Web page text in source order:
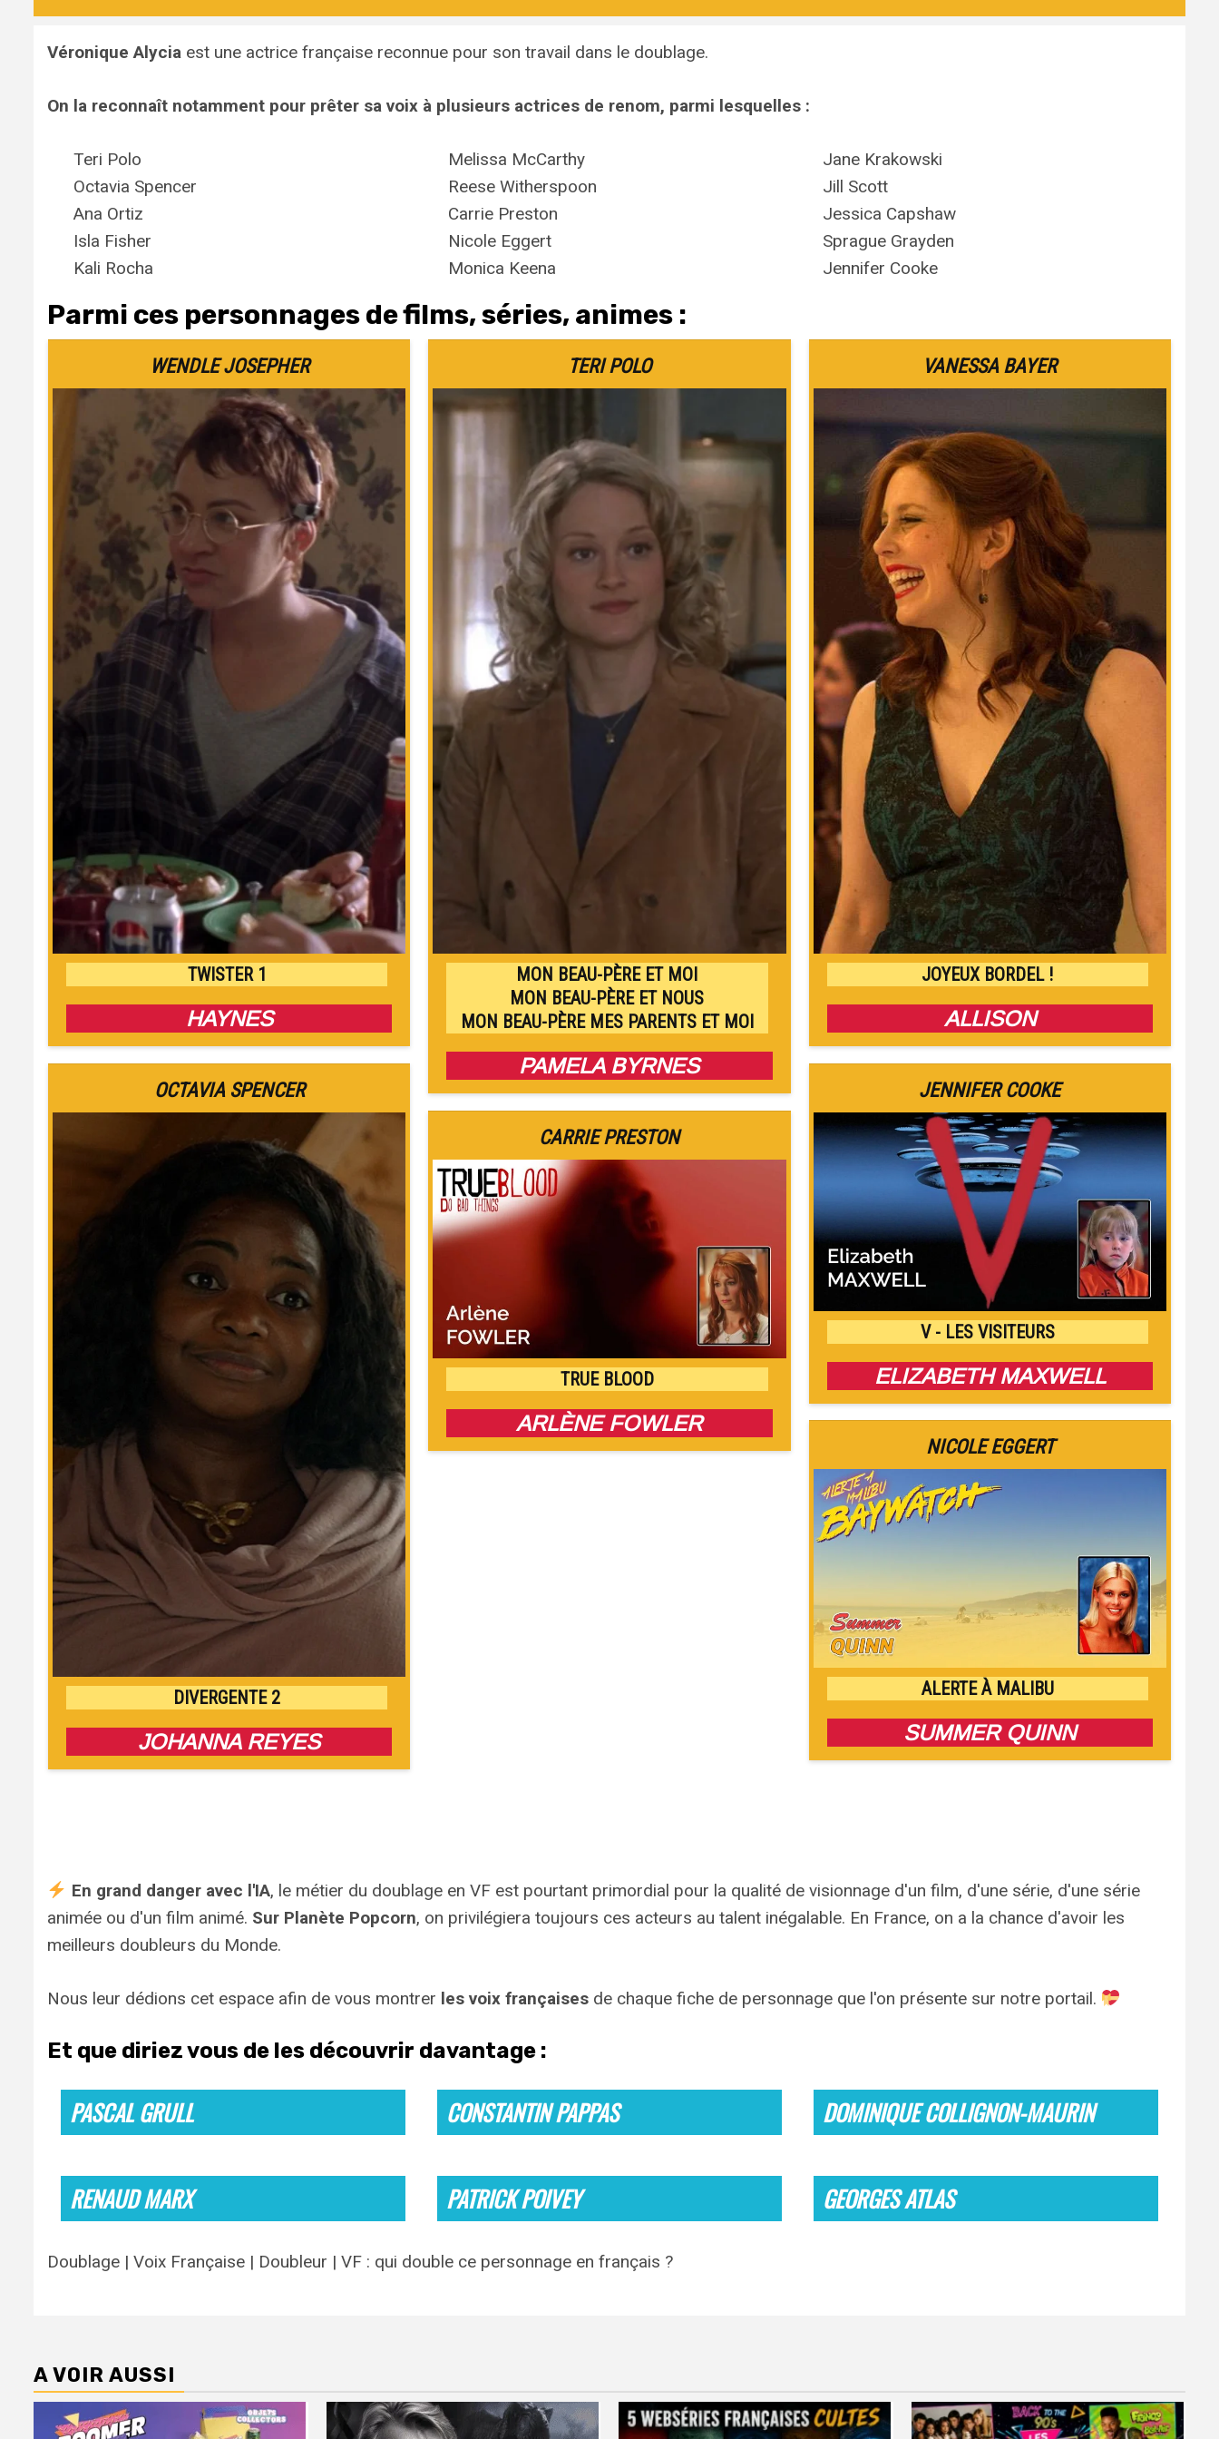
Véronique Alycia est une actrice française reconnue pour son travail dans le doublage.
On la reconnaît notamment pour prêter sa voix à plusieurs actrices de renom, parmi lesquelles :
Teri Polo
Octavia Spencer
Ana Ortiz
Isla Fisher
Kali Rocha
Melissa McCarthy
Reese Witherspoon
Carrie Preston
Nicole Eggert
Monica Keena
Jane Krakowski
Jill Scott
Jessica Capshaw
Sprague Grayden
Jennifer Cooke
Parmi ces personnages de films, séries, animes :
WENDLE JOSEPHER
TWISTER 1
HAYNES
TERI POLO
MON BEAU-PÈRE ET MOI
MON BEAU-PÈRE ET NOUS
MON BEAU-PÈRE MES PARENTS ET MOI
PAMELA BYRNES
VANESSA BAYER
JOYEUX BORDEL !
ALLISON
OCTAVIA SPENCER
DIVERGENTE 2
JOHANNA REYES
JENNIFER COOKE
V - LES VISITEURS
ELIZABETH MAXWELL
CARRIE PRESTON
TRUE BLOOD
ARLÈNE FOWLER
NICOLE EGGERT
ALERTE À MALIBU
SUMMER QUINN
En grand danger avec l'IA, le métier du doublage en VF est pourtant primordial pour la qualité de visionnage d'un film, d'une série, d'une série
animée ou d'un film animé. Sur Planète Popcorn, on privilégiera toujours ces acteurs au talent inégalable. En France, on a la chance d'avoir les
meilleurs doubleurs du Monde.
Nous leur dédions cet espace afin de vous montrer les voix françaises de chaque fiche de personnage que l'on présente sur notre portail.
Et que diriez vous de les découvrir davantage :
PASCAL GRULL CONSTANTIN PAPPAS DOMINIQUE COLLIGNON-MAURIN
RENAUD MARX PATRICK POIVEY GEORGES ATLAS
Doublage | Voix Française | Doubleur | VF : qui double ce personnage en français ?
A VOIR AUSSI